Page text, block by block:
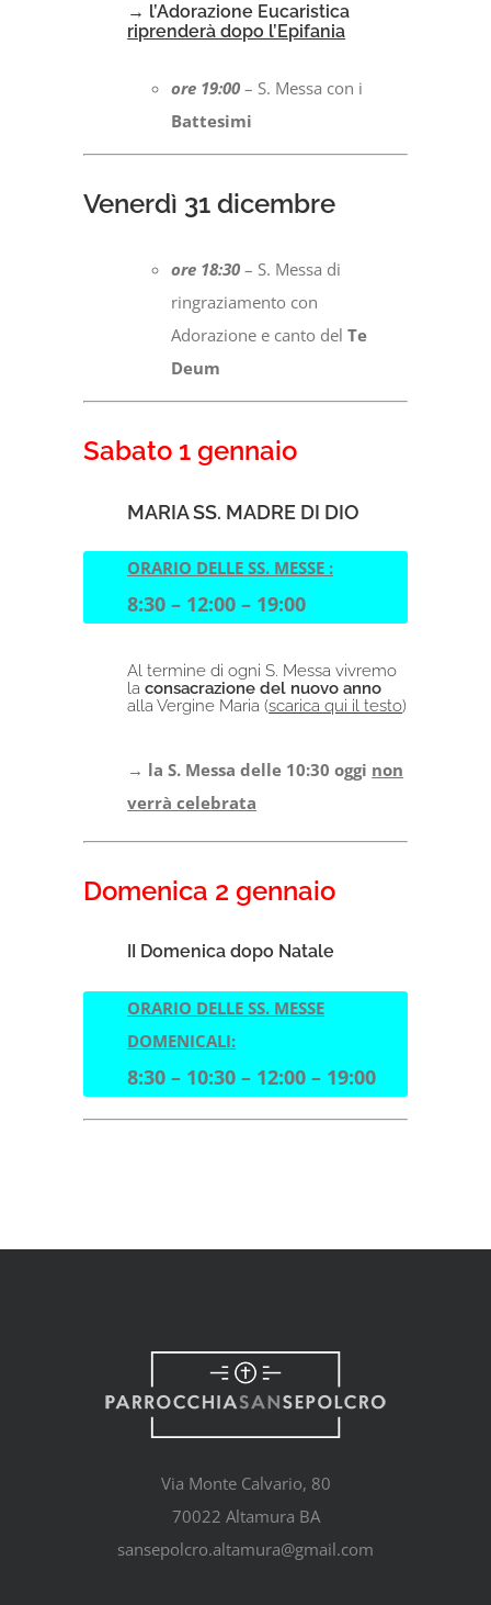
→ l’Adorazione Eucaristica
riprenderà dopo l’Epifania
ore 19:00 – S. Messa con i
Battesimi
Venerdì 31 dicembre
ore 18:30 – S. Messa di
ringraziamento con
Adorazione e canto delTe
Deum
Sabato 1 gennaio
MARIA SS. MADRE DI DIO
ORARIO DELLE SS. MESSE :
8:30 – 12:00 – 19:00
Al termine di ogni S. Messa vivremo
laconsacrazione del nuovo anno
alla Vergine Maria (scarica qui il testo)
→ la S. Messa delle 10:30 oggi non
verrà celebrata
Domenica 2 gennaio
II Domenica dopo Natale
ORARIO DELLE SS. MESSE
DOMENICALI:
8:30 – 10:30 – 12:00 – 19:00
Via Monte Calvario, 80
70022 Altamura BA
sansepolcro.altamura@gmail.com